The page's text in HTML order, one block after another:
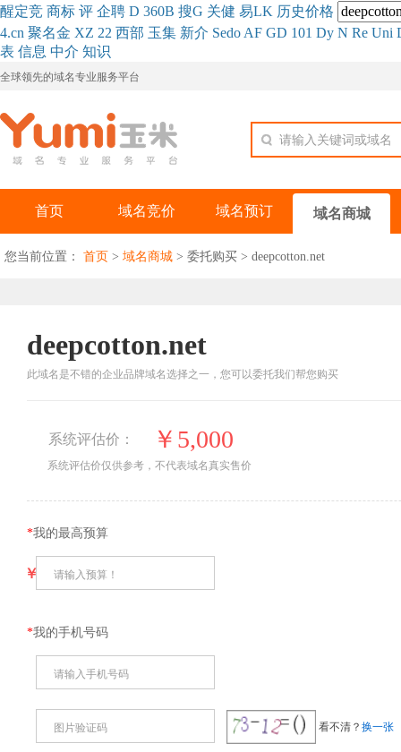
醒定竞 商标 评 企聘 D 360B 搜G 关健 易LK 历史价格
4.cn 聚名金 XZ 22 西部 玉集 新介 Sedo AF GD 101 Dy N Re Uni
表 信息 中介 知识